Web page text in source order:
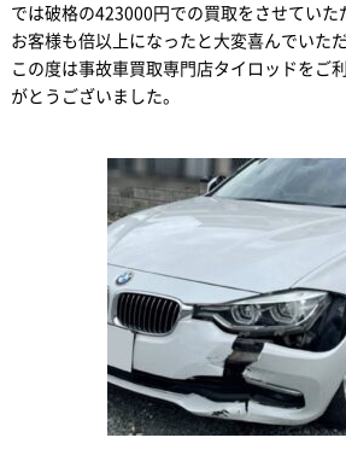
では破格の423000円での買取をさせていた
お客様も倍以上になったと大変喜んでいただ
この度は事故車買取専門店タイロッドをご
がとうございました。